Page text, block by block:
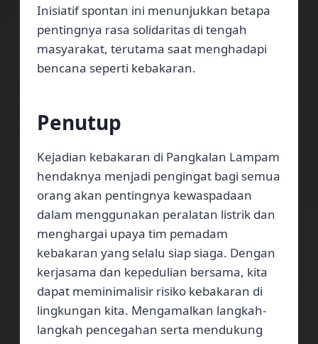
Inisiatif spontan ini menunjukkan betapa
pentingnya rasa solidaritas di tengah
masyarakat, terutama saat menghadapi
bencana seperti kebakaran.
Penutup
Kejadian kebakaran di Pangkalan Lampam
hendaknya menjadi pengingat bagi semua
orang akan pentingnya kewaspadaan
dalam menggunakan peralatan listrik dan
menghargai upaya tim pemadam
kebakaran yang selalu siap siaga. Dengan
kerjasama dan kepedulian bersama, kita
dapat meminimalisir risiko kebakaran di
lingkungan kita. Mengamalkan langkah-
langkah pencegahan serta mendukung